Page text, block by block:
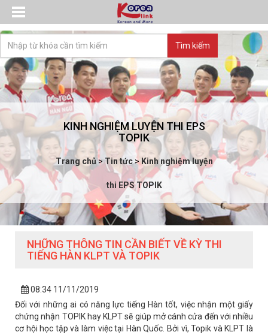
KINH NGHIỆM LUYỆN THI EPS
TOPIK
Trang chủ>Tin tức> Kinh nghiệm luyện
thi EPS TOPIK
NHỮNG THÔNG TIN CẦN BIẾT VỀ KỲ THI
TIẾNG HÀN KLPT VÀ TOPIK
08:34 11/11/2019
Đối với những ai có năng lực tiếng Hàn tốt, việc nhận một giấy
chứng nhận TOPIK hay KLPT sẽ giúp mở cánh cửa đến với nhiều
cơ hội học tập và làm việc tại Hàn Quốc. Bởi vì, Topik và KLPT là